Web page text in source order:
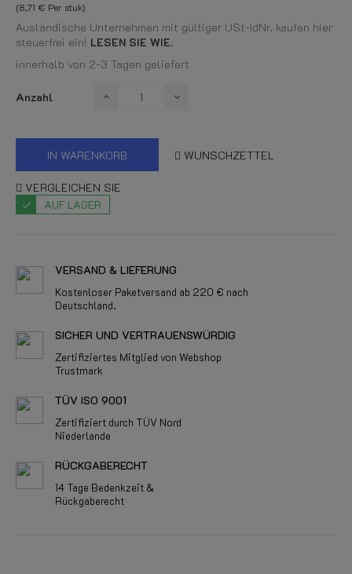
(8,71 € Per stuk)
Ausländische Unternehmen mit gültiger USt-IdNr. kaufen hier
steuerfrei ein! LESEN SIE WIE.
innerhalb von 2-3 Tagen geliefert
Anzahl
IN WARENKORB WUNSCHZETTEL
VERGLEICHEN SIE
AUF LAGER
VERSAND & LIEFERUNG
Kostenloser Paketversand ab 220 € nach
Deutschland.
SICHER UND VERTRAUENSWÜRDIG
Zertifiziertes Mitglied von Webshop
Trustmark
TÜV ISO 9001
Zertifiziert durch TÜV Nord
Niederlande
RÜCKGABERECHT
14 Tage Bedenkzeit &
Rückgaberecht